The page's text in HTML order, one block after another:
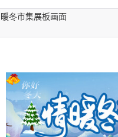
暖冬市集展板画面